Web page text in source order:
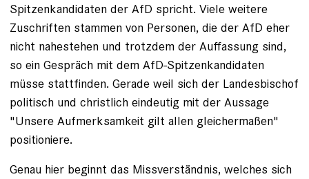
Spitzenkandidaten der AfD spricht. Viele weitere
Zuschriften stammen von Personen, die der AfD eher
nicht nahestehen und trotzdem der Auffassung sind,
so ein Gespräch mit dem AfD-Spitzenkandidaten
müsse stattfinden. Gerade weil sich der Landesbischof
politisch und christlich eindeutig mit der Aussage
"Unsere Aufmerksamkeit gilt allen gleichermaßen"
positioniere.
Genau hier beginnt das Missverständnis, welches sich